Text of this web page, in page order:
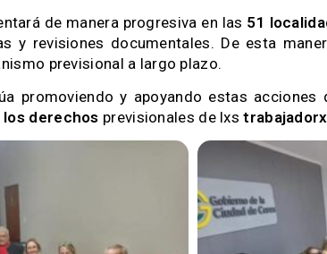
de manera progresiva en las 51
y revisiones documentales. De esta
previsional a largo plazo.
promoviendo y apoyando estas
derechos previsionales de lxs